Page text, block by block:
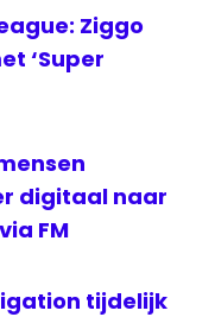
Ziggo
‘Super
digitaal naar
FM
tijdelijk